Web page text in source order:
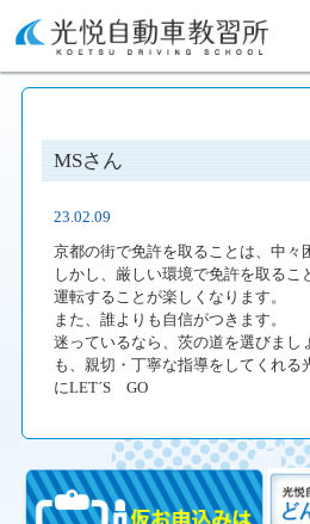
MSさん
23.02.09
京都の街で免許を取ることは、中々
しかし、厳しい環境で免許を取るこ
運転することが楽しくなります。
また、誰よりも自信がつきます。
迷っているなら、茨の道を選びまし
も、親切・丁寧な指導をしてくれる
にLET´S GO